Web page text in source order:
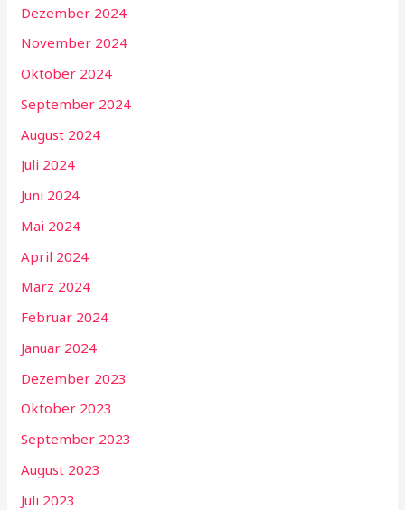
Dezember 2024
November 2024
Oktober 2024
September 2024
August 2024
Juli 2024
Juni 2024
Mai 2024
April 2024
März 2024
Februar 2024
Januar 2024
Dezember 2023
Oktober 2023
September 2023
August 2023
Juli 2023